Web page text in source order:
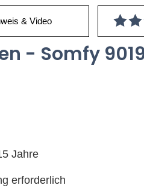
& Video
- Somfy
Jahre
erforderlich